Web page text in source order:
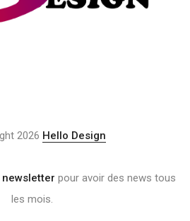
2026 Hello Design
pour avoir des news tous
les mois.